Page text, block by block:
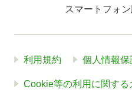
スマートフォン
利用規約 個人情報
Cookie等の利用に関する